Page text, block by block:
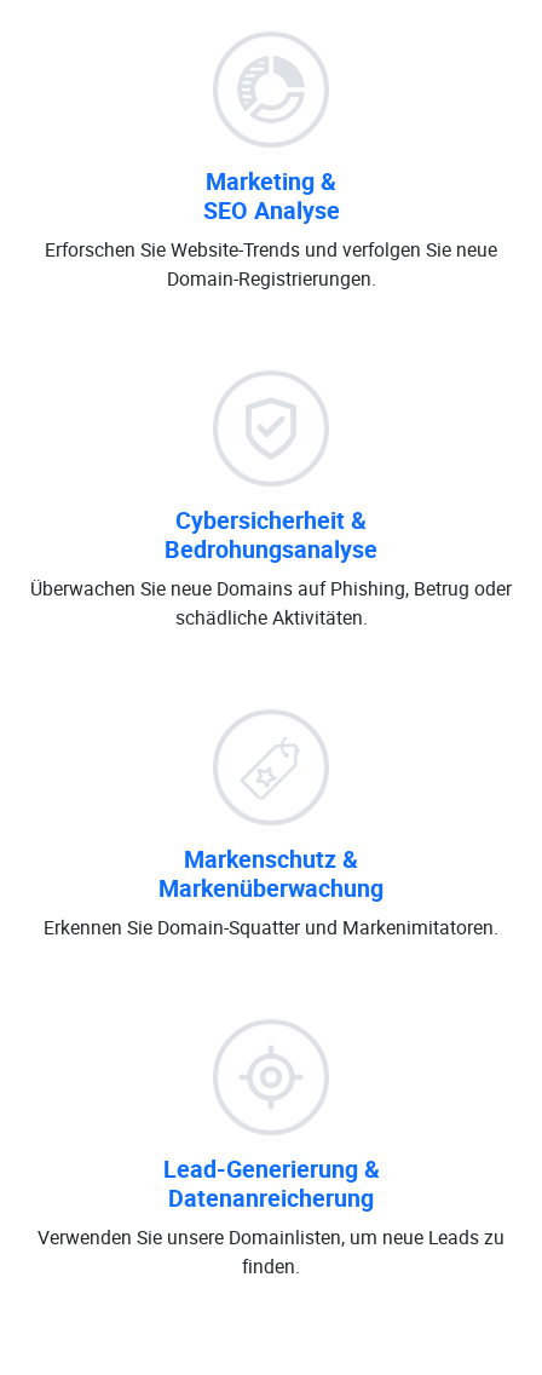
Marketing &
SEO Analyse
Erforschen Sie Website-Trends und verfolgen Sie neue
Domain-Registrierungen.
Cybersicherheit &
Bedrohungsanalyse
Überwachen Sie neue Domains auf Phishing, Betrug oder
schädliche Aktivitäten.
Markenschutz &
Markenüberwachung
Erkennen Sie Domain-Squatter und Markenimitatoren.
Lead-Generierung &
Datenanreicherung
Verwenden Sie unsere Domainlisten, um neue Leads zu
finden.